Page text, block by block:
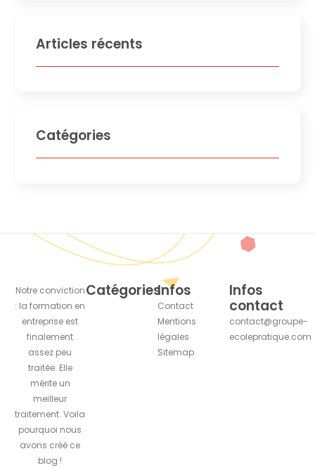
Articles récents
Catégories
Notre conviction
: la formation en
entreprise est
finalement
assez peu
traitée. Elle
mérite un
meilleur
traitement. Voila
pourquoi nous
avons créé ce
blog !
CatégoriesInfos
Contact
Mentions
légales
Sitemap
Infos
contact
contact@groupe-
ecolepratique.com